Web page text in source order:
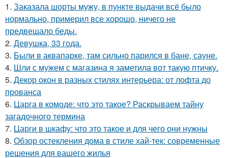
1. Заказала шорты мужу, в пункте выдачи всё было
нормально, примерил все хорошо, ничего не
предвещало беды.
2. Девушка, 33 года.
3. Были в аквапарке, там сильно парился в бане, сауне.
4. Шли с мужем с магазина я заметила вот такую птичку.
5. Декор окон в разных стилях интерьера: от лофта до
прованса
6. Царга в комоде: что это такое? Раскрываем тайну
загадочного термина
7. Царги в шкафу: что это такое и для чего они нужны
8. Обзор остекления дома в стиле хай-тек: современные
решения для вашего жилья